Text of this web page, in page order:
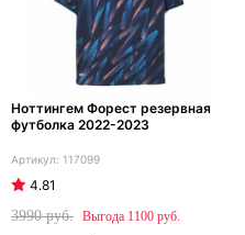
Ноттингем Форест резервная
футболка 2022-2023
117099
4.81
3990
1100